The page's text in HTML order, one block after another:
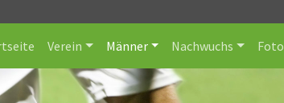
Verein Männer Nachwuchs